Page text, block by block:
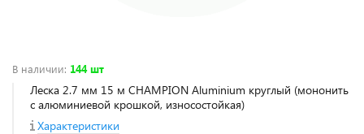
В наличии: 144 шт
Леска 2.7 мм 15 м CHAMPION Aluminium круглый (мононить
с алюминиевой крошкой, износостойкая)
Характеристики